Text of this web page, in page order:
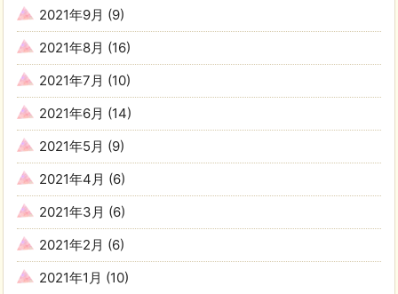
2021年9月 (9)
2021年8月 (16)
2021年7月 (10)
2021年6月 (14)
2021年5月 (9)
2021年4月 (6)
2021年3月 (6)
2021年2月 (6)
2021年1月 (10)